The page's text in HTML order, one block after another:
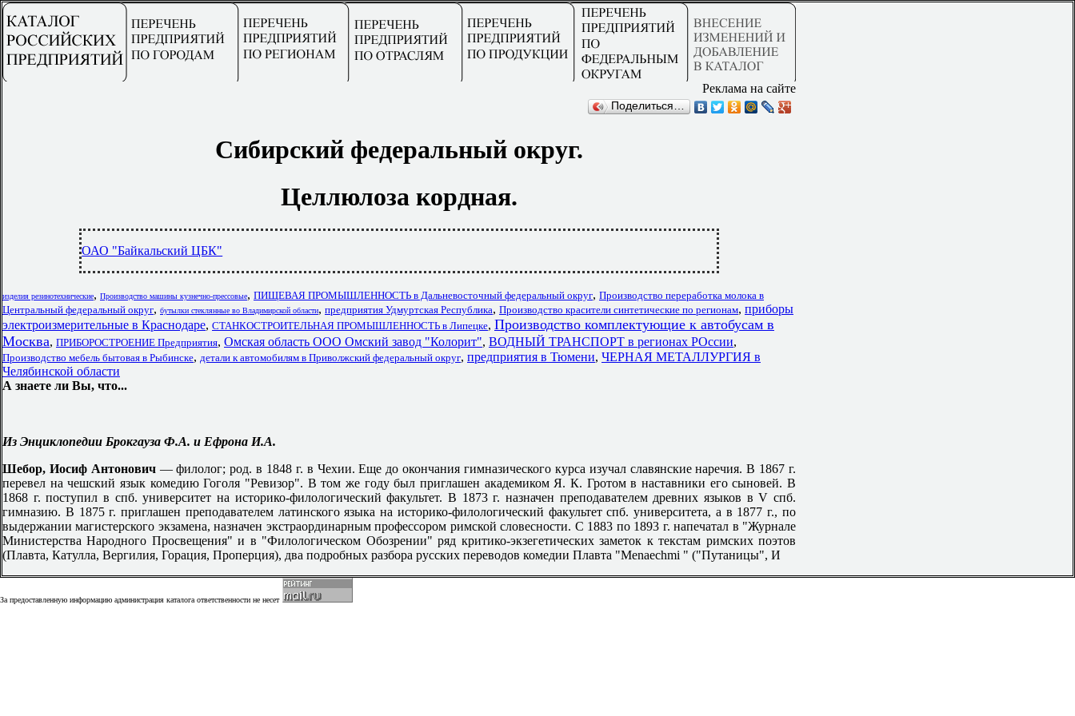
Реклама на сайте
Поделиться…
Сибирский федеральный округ.
Целлюлоза кордная.
ОАО "Байкальский ЦБК"
изделия резинотехнические, Производство машины кузнечно-прессовые, ПИЩЕВАЯ ПРОМЫШЛЕННОСТЬ в Дальневосточный федеральный округ, Производство переработка молока в
Центральный федеральный округ, бутылки стеклянные во Владимирской области, предприятия Удмуртская Республика, Производство красители синтетические по регионам, приборы
электроизмерительные в Краснодаре, СТАНКОСТРОИТЕЛЬНАЯ ПРОМЫШЛЕННОСТЬ в Липецке, Производство комплектующие к автобусам в
Москва, ПРИБОРОСТРОЕНИЕ Предприятия, Омская область ООО Омский завод "Колорит", ВОДНЫЙ ТРАНСПОРТ в регионах РОссии,
Производство мебель бытовая в Рыбинске, детали к автомобилям в Приволжский федеральный округ, предприятия в Тюмени, ЧЕРНАЯ МЕТАЛЛУРГИЯ в
Челябинской области
А знаете ли Вы, что...
Из Энциклопедии Брокгауза Ф.А. и Ефрона И.А.
Шебор, Иосиф Антонович — филолог; род. в 1848 г. в Чехии. Еще до окончания гимназического курса изучал славянские наречия. В 1867 г.
перевел на чешский язык комедию Гоголя "Ревизор". В том же году был приглашен академиком Я. К. Гротом в наставники его сыновей. В
1868 г. поступил в спб. университет на историко-филологический факультет. В 1873 г. назначен преподавателем древних языков в V спб.
гимназию. В 1875 г. приглашен преподавателем латинского языка на историко-филологический факультет спб. университета, а в 1877 г., по
выдержании магистерского экзамена, назначен экстраординарным профессором римской словесности. С 1883 по 1893 г. напечатал в "Журнале
Министерства Народного Просвещения" и в "Филологическом Обозрении" ряд критико-экзегетических заметок к текстам римских поэтов
(Плавта, Катулла, Вергилия, Горация, Проперция), два подробных разбора русских переводов комедии Плавта "Menaechmi " ("Путаницы", И
За предоставленную информацию администрация каталога ответственности не несет